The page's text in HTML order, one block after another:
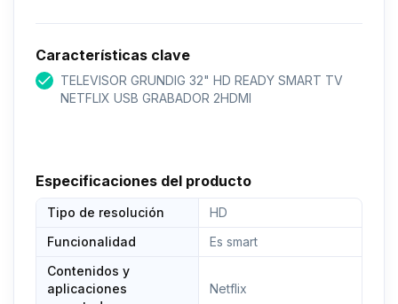
Características clave
TELEVISOR GRUNDIG 32" HD READY SMART TV
NETFLIX USB GRABADOR 2HDMI
Especificaciones del producto
Tipo de resolución
HD
Funcionalidad
Es smart
Contenidos y
aplicaciones
Netflix